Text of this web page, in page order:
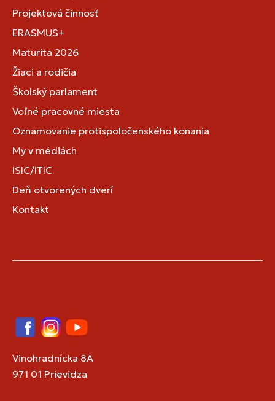
Projektová činnosť
ERASMUS+
Maturita 2026
Žiaci a rodičia
Školský parlament
Voľné pracovné miesta
Oznamovanie protispoločenského konania
My v médiách
ISIC/ITIC
Deň otvorených dverí
Kontakt
FacebookInstagram
YouTube
Vinohradnícka 8A
971 01 Prievidza